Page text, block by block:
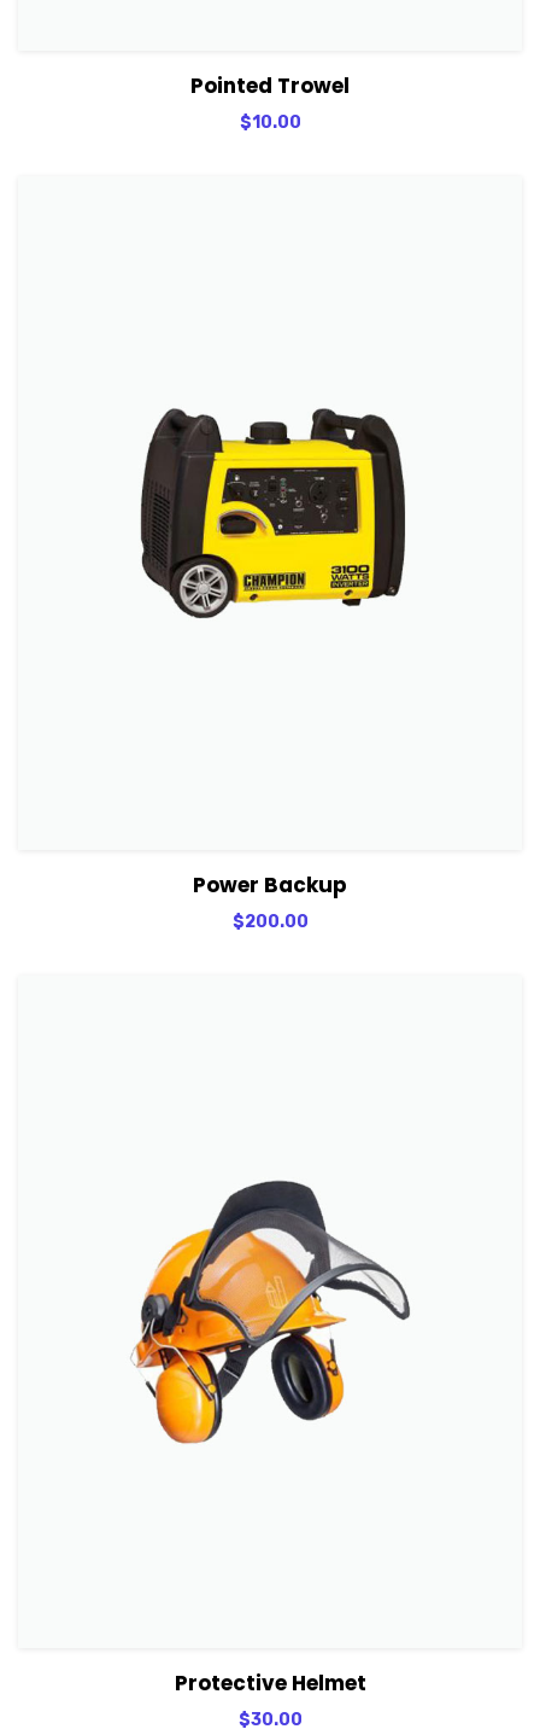
View DetailsPointed Trowel
$10.00
View DetailsPower Backup
$200.00
View DetailsProtective Helmet
$30.00